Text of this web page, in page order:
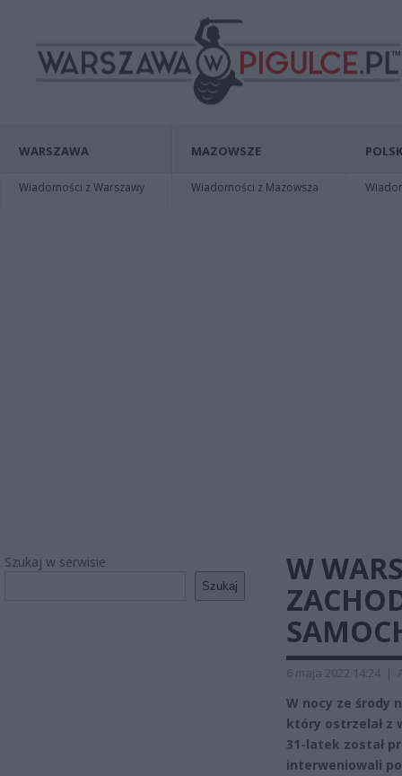
WARSZAWA
Wiadomości z Warszawy
MAZOWSZE
Wiadomości z Mazowsza
Szukaj w serwisie
Szukaj
W
6 maja 2022 14:24 |
W nocy ze środy
który ostrzelał z
31-latek został
interweniowali